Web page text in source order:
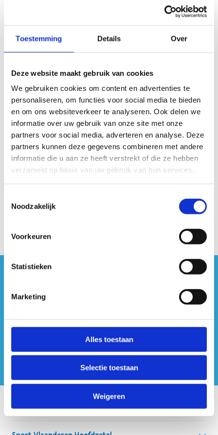
Toestemming Details Over
Deze website maakt gebruik van cookies
We gebruiken cookies om content en advertenties te
personaliseren, om functies voor social media te bieden
en om ons websiteverkeer te analyseren. Ook delen we
informatie over uw gebruik van onze site met onze
partners voor social media, adverteren en analyse. Deze
partners kunnen deze gegevens combineren met andere
informatie die u aan ze heeft verstrekt of die ze hebben
verzameld op basis van uw gebruik van hun services.
Noodzakelijk
Voorkeuren
Statistieken
Marketing
Alles toestaan
Selectie toestaan
Weigeren
Kaartgegevens© Thunderforest© OpenStreetMap contributors
50 m
Beschrijving van de route
Startplaatsen
N29 24 3290 Diest
#sportersbelevenmeer
Onze centra